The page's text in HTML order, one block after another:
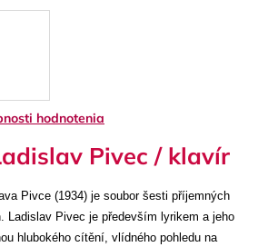
hodnotenia
Pivec / klavír
Pivce (1934) je soubor šesti příjemných
Ladislav Pivec je především lyrikem a jeho
hlubokého cítění, vlídného pohledu na